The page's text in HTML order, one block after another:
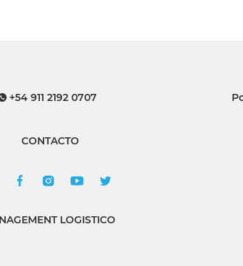
+54 911 2192 0707
CONTACTO
LOGISTICO